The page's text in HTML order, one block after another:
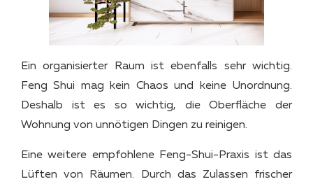
Ein organisierter Raum ist ebenfalls sehr wichtig.
Feng Shui mag kein Chaos und keine Unordnung.
Deshalb ist es so wichtig, die Oberfläche der
Wohnung von unnötigen Dingen zu reinigen.
Eine weitere empfohlene Feng-Shui-Praxis ist das
Lüften von Räumen. Durch das Zulassen frischer